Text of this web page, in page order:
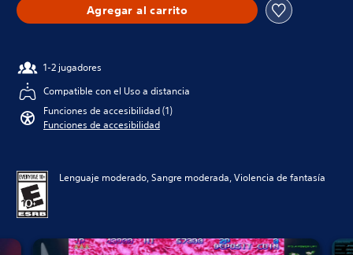
Agregar al carrito
1-2 jugadores
Compatible con el Uso a distancia
Funciones de accesibilidad (1)
Funciones de accesibilidad
Lenguaje moderado, Sangre moderada, Violencia de fantasía